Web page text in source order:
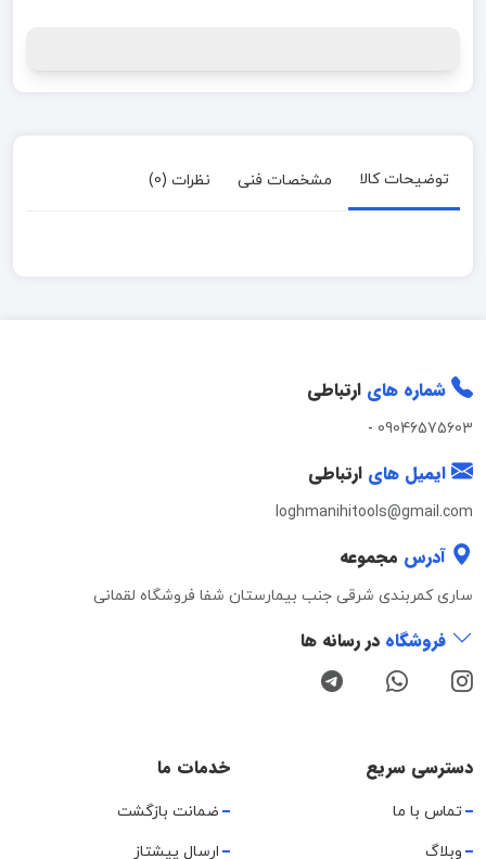
توضیحات کالا مشخصات فنی نظرات (0)
شماره های ارتباطی
09046575603
-
ایمیل های ارتباطی
loghmanihitools@gmail.com
آدرس مجموعه
ساری کمربندی شرقی جنب بیمارستان شفا فروشگاه لقمانی
فروشگاه در رسانه ها
دسترسی سریع
تماس با ما
وبلاگ
خدمات ما
ضمانت بازگشت
ارسال پیشتاز